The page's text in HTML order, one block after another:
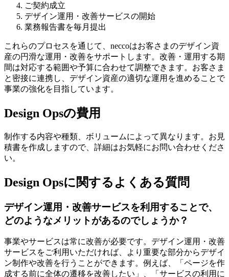
ご契約成立
デザイン運用・改善サービスの開始
業務報告書を毎月提出
これらのプロセスを通じて、neccoはお客さまのデザイン資
産の円滑な運用・改善をサポートします。改善・運用する期
間は対応する範囲や予算に合わせて調整できます。お客さま
と密接に連携し、デザイン資産の適切な運用を進めることで
事業の強化を目指しています。
Design Opsの費用
制作する内容や種類、ボリュームによって異なります。お見
積書を作成しますので、詳細はお気軽にお問い合わせくださ
い。
Design Opsに関するよくある質問
デザイン運用・改善サービスを利用することで、
どのようなメリットがあるのでしょうか？
事業やサービスは常に改善が必要です。デザイン運用・改善
サービスをご利用いただければ、より重要な部分からデザイ
ン制作や改善を行うことができます。例えば、「ページを作
成する前に全体の遷移を改善したい」、「サービスの利用に